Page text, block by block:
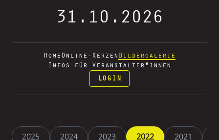
31.10.2026
Home Online-Kerzen Bildergalerie
Infos für Veranstalter*innen
LOGIN
2025 2024 2023 2022 2021